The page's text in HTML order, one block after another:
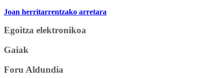
Joan herritarrentzako arretara
Egoitza elektronikoa
Gaiak
Foru Aldundia